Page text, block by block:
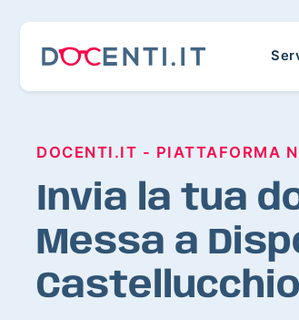
DOCENTI.IT - PIATTAFORMA
Invia la tua
Messa a
Castellucchio